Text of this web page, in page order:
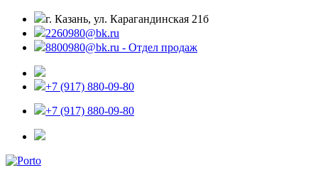
г. Казань, ул. Карагандинская 21б
2260980@bk.ru
8800980@bk.ru - Отдел продаж
+7 (917) 880-09-80
+7 (917) 880-09-80